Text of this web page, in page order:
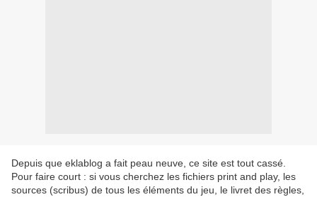
Depuis que eklablog a fait peau neuve, ce site est tout cassé.
Pour faire court : si vous cherchez les fichiers print and play, les
sources (scribus) de tous les éléments du jeu, le livret des règles,